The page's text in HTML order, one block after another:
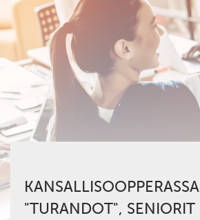
KANSALLISOOPPERASSA
"TURANDOT", SENIORIT